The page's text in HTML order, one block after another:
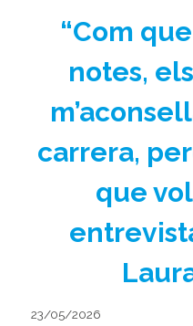
“Com
notes,
carrera,
que
23/05/2026